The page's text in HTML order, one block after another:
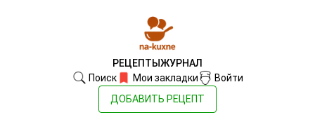
РЕЦЕПТЫ ЖУРНАЛ
Поиск
Мои закладки
Войти
ДОБАВИТЬ РЕЦЕПТ